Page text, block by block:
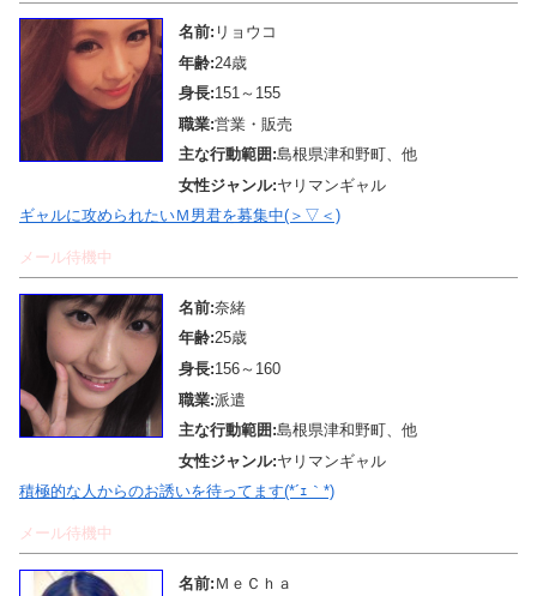
名前: リョウコ
年齢:24歳
身長:151～155
職業:営業・販売
主な行動範囲:島根県津和野町、他
女性ジャンル:ヤリマンギャル
ギャルに攻められたいＭ男君を募集中(＞▽＜)
メール待機中
名前:奈緒
年齢:25歳
身長:156～160
職業:派遣
主な行動範囲:島根県津和野町、他
女性ジャンル:ヤリマンギャル
積極的な人からのお誘いを待ってます(*´ｪ｀*)
メール待機中
名前: ＭｅＣｈａ